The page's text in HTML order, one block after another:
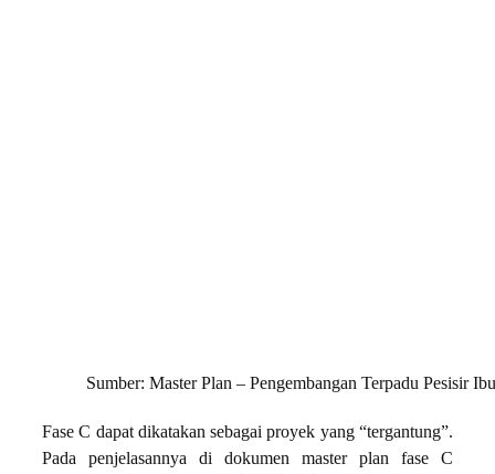
Sumber: Master Plan – Pengembangan Terpadu Pesisir
Fase C dapat dikatakan sebagai proyek yang “tergantung”.
Pada penjelasannya di dokumen master plan fase C